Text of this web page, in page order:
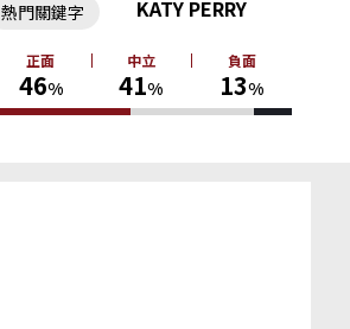
正面
46%
中立
41%
負面
13%
熱門關鍵字 KATY PERRY